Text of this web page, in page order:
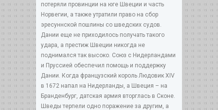
потеряли провинции на юге Швеции и часть
Норвегии, а также утратили право на сбор
эресуннской пошлины со шведских судов.
Дании еще не приходилось получать такого
удара, а престиж Швеции никогда не
поднимался так высоко. Союз с Нидерландами
и Пруссией обеспечил помощь и поддержку
Дании. Когда французский король Людовик ХIV
в 1672 напал на Нидерланды, а Швеция – на
Бранденбург, датская армия вторглась в Сконе.
Шведы терпели одно поражение за другим, а